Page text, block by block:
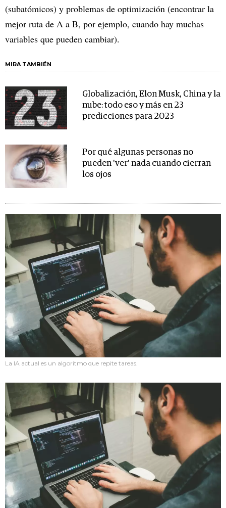
(subatómicos) y problemas de optimización (encontrar la
mejor ruta de A a B, por ejemplo, cuando hay muchas
variables que pueden cambiar).
MIRA TAMBIÉN
Globalización, Elon Musk, China y la
nube: todo eso y más en 23
predicciones para 2023
Por qué algunas personas no
pueden 'ver' nada cuando cierran
los ojos
La IA actual es un algoritmo que repite tareas.